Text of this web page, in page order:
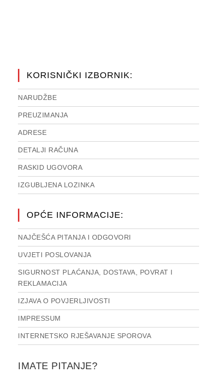
KORISNIČKI IZBORNIK:
NARUDŽBE
PREUZIMANJA
ADRESE
DETALJI RAČUNA
RASKID UGOVORA
IZGUBLJENA LOZINKA
OPĆE INFORMACIJE:
NAJČEŠĆA PITANJA I ODGOVORI
UVJETI POSLOVANJA
SIGURNOST PLAĆANJA, DOSTAVA, POVRAT I
REKLAMACIJA
IZJAVA O POVJERLJIVOSTI
IMPRESSUM
INTERNETSKO RJEŠAVANJE SPOROVA
IMATE PITANJE?